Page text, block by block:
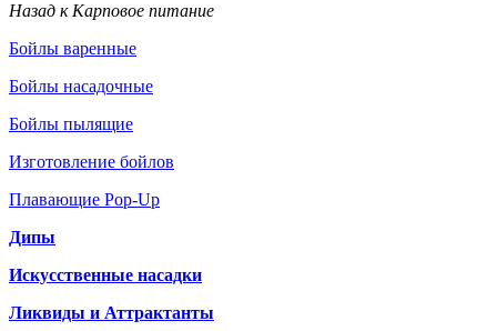
Назад к Карповое питание
Бойлы варенные
Бойлы насадочные
Бойлы пылящие
Изготовление бойлов
Плавающие Pop-Up
Дипы
Искусственные насадки
Ликвиды и Аттрактанты